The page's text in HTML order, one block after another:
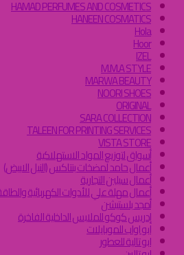
HAMAD PERFUMES AND COSMETICS
HANEEN COSMATICS
Hola
Hoor
IZEL
M.M.A STYLE
MARWA BEAUTY
NOORI SHOES
ORIGINAL
SARA COLLECTION
TALEEN FOR PRINTING SERVICES
VISTA STORE
أسواق لتوزيع المواد الاستهلاكية
أعمال حامد لمضخات بنتاكس (النيل الابيض)
أعمال سيلين التجارية
أعمال مهلة علي للأدوات الكهربائية
أمجد بلستيشن
إدريس كوكو للملابس الداخلية الفاخرة
ابو اواب للموبايلات
ابو تالية للعطور